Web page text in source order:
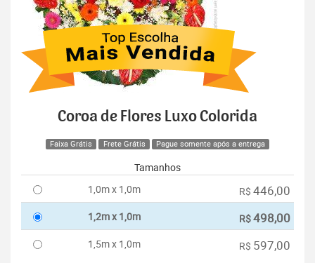
Coroa de Flores Luxo Colorida
Faixa Grátis Frete Grátis Pague somente após a entrega
Tamanhos
1,0m x 1,0m
R$ 446,00
1,2m x 1,0m R$498,00
1,5m x 1,0m R$ 597,00